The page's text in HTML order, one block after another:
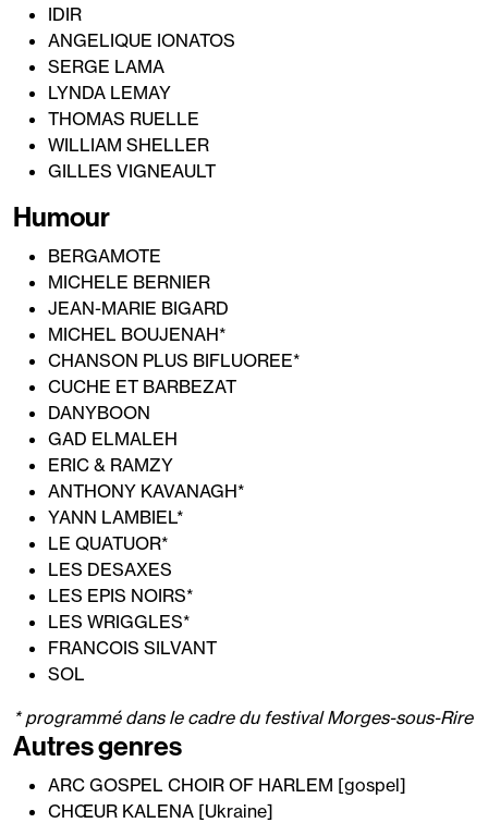
IDIR
ANGELIQUE IONATOS
SERGE LAMA
LYNDA LEMAY
THOMAS RUELLE
WILLIAM SHELLER
GILLES VIGNEAULT
Humour
BERGAMOTE
MICHELE BERNIER
JEAN-MARIE BIGARD
MICHEL BOUJENAH*
CHANSON PLUS BIFLUOREE*
CUCHE ET BARBEZAT
DANYBOON
GAD ELMALEH
ERIC & RAMZY
ANTHONY KAVANAGH*
YANN LAMBIEL*
LE QUATUOR*
LES DESAXES
LES EPIS NOIRS*
LES WRIGGLES*
FRANCOIS SILVANT
SOL
* programmé dans le cadre du festival Morges-sous-Rire
Autres genres
ARC GOSPEL CHOIR OF HARLEM [gospel]
CHŒUR KALENA [Ukraine]